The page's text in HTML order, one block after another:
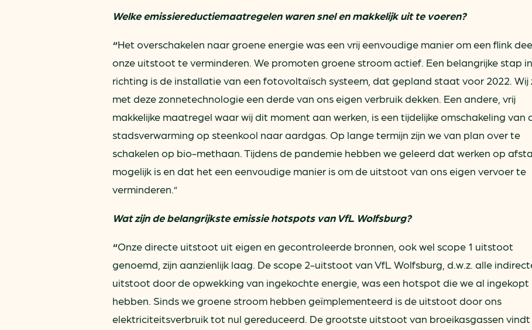
Welke emissiereductiemaatregelen waren snel en makkelijk uit te voeren?
“Het overschakelen naar groene energie was een vrij eenvoudige manier om een flink
onze uitstoot te verminderen. We promoten groene stroom actief. Een belangrijke stap
richting is de installatie van een fotovoltaïsch systeem, dat gepland staat voor 2022. Wij
met deze zonnetechnologie een derde van ons eigen verbruik dekken. Een andere, vrij
makkelijke maatregel waar wij dit moment aan werken, is een tijdelijke omschakeling van
stadsverwarming op steenkool naar aardgas. Op lange termijn zijn we van plan over te
schakelen op bio-methaan. Tijdens de pandemie hebben we geleerd dat werken op
mogelijk is en dat het een eenvoudige manier is om de uitstoot van ons eigen vervoer te
verminderen.”
Wat zijn de belangrijkste emissie hotspots van VfL Wolfsburg?
“Onze directe uitstoot uit eigen en gecontroleerde bronnen, ook wel scope 1 uitstoot
genoemd, zijn aanzienlijk laag. De scope 2-uitstoot van VfL Wolfsburg, d.w.z. alle
uitstoot door de opwekking van ingekochte energie, was een hotspot die we al ingekopt
hebben. Sinds we groene stroom hebben geïmplementeerd is de uitstoot door ons
elektriciteitsverbruik tot nul gereduceerd. De grootste uitstoot van broeikasgassen vindt